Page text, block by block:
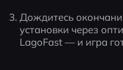
Дождитесь
установки через
LagoFast — и игра